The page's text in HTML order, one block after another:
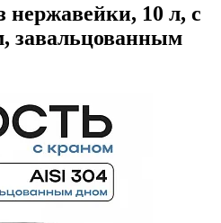
10 л, с
завальцованным